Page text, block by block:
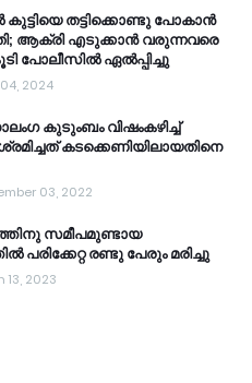
കുട്ടിയെ തട്ടിക്കൊണ്ടു പോകാൻ
ആക്രി എടുക്കാൻ വരുന്നവരെ
പോലീസിൽ ഏൽപ്പിച്ചു
2024
കുടുംബം വിഷംകഴിച്ച്‌
കടക്കെണിയിലായതിനെ
03, 2022
സമീപമുണ്ടായ
പരിക്കേറ്റ രണ്ടു പേരും മരിച്ചു
13, 2023